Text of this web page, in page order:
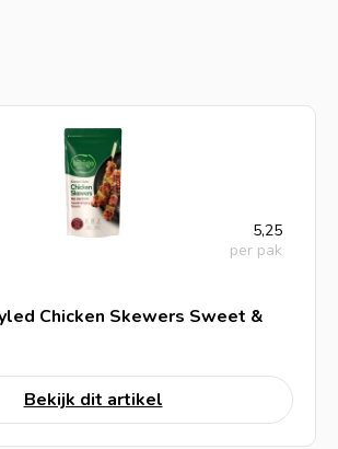
5,25
per pak
Chicken Skewers Sweet &
Bekijk dit artikel